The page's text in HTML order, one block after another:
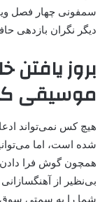
سمفونی چهار فصل
دیگر نگران بازدهی
بروز یافتن
موسیقی
هیچ کس نمی‌تواند
شده است، اما
همچون گوش فرا
بی‌نظیر از
شما را به سمتی سوق